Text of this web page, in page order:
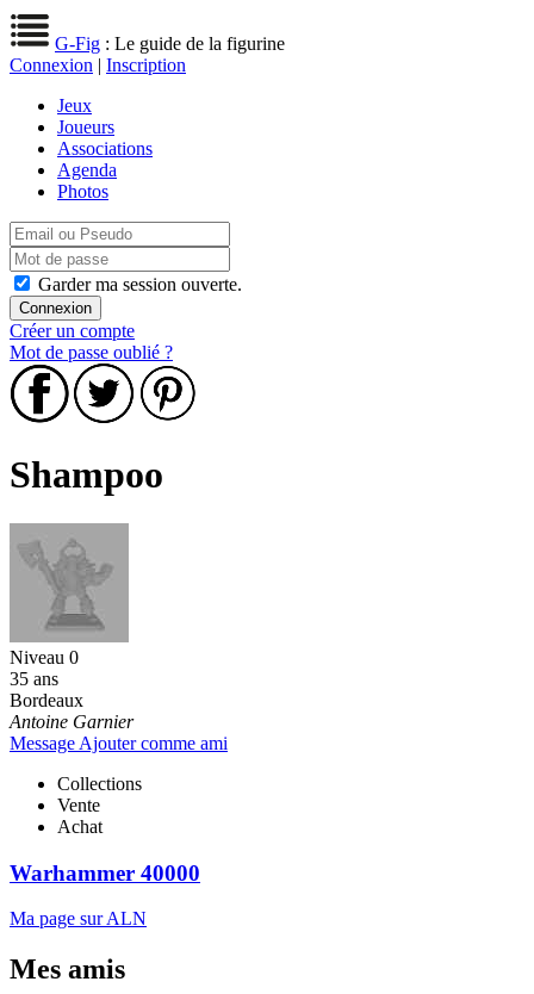
G-Fig : Le guide de la figurine
Connexion | Inscription
Jeux
Joueurs
Associations
Agenda
Photos
Garder ma session ouverte.
Créer un compte
Mot de passe oublié ?
Shampoo
Niveau 0
35 ans
Bordeaux
Antoine Garnier
Message Ajouter comme ami
Collections
Vente
Achat
Warhammer 40000
Ma page sur ALN
Mes amis